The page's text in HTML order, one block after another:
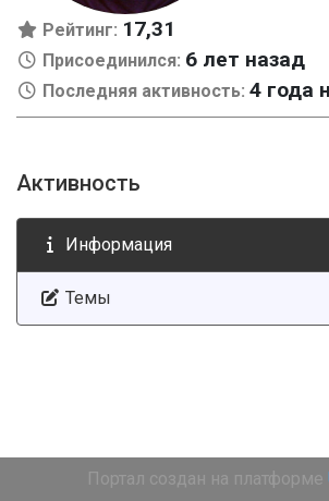
Рейтинг: 17,31
Присоединился: 6 лет назад
Последняя активность: 4 года
Активность
Информация
Темы
Портал создан на платформе